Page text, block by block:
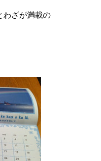
わざが満載の